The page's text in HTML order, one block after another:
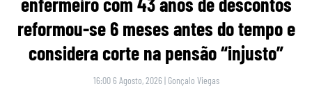
reformou-se 6 meses antes do tempo e
considera corte na pensão “injusto”
16:00 6 Agosto, 2026 | Gonçalo Viegas